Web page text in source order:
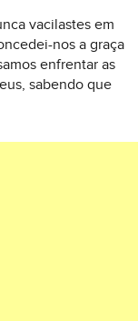
vacilastes em
nos a graça
enfrentar as
sabendo que